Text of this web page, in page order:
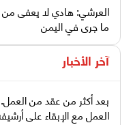
العرشي: هادي لا يعفى من
ما جرى في اليمن
آخر الأخبار
بعد أكثر من عقد من
العمل مع الإبقاء على